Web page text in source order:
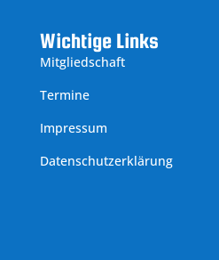
Wichtige Links
Mitgliedschaft
Termine
Impressum
Datenschutzerklärung